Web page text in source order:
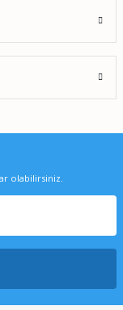
olabilirsiniz.